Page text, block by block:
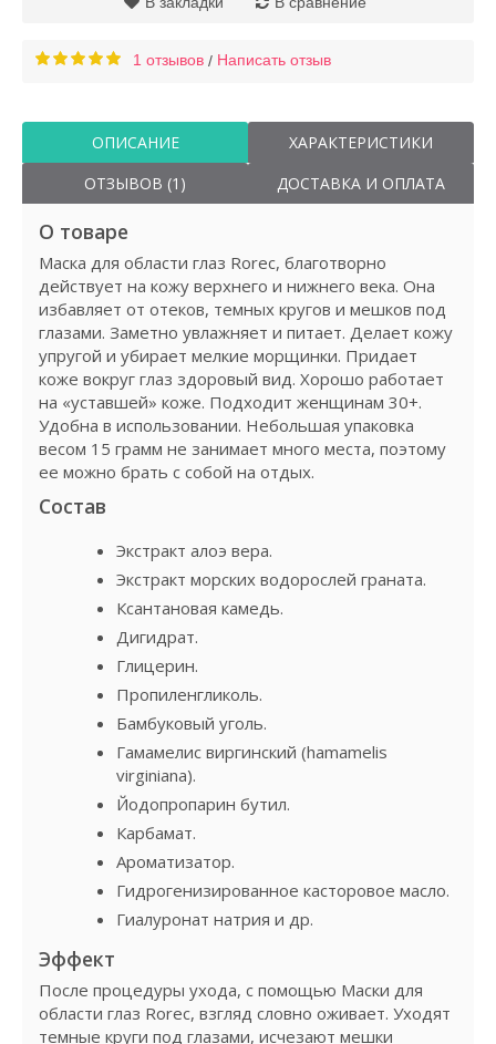
1 отзывов / Написать отзыв
ОПИСАНИЕ
ХАРАКТЕРИСТИКИ
ОТЗЫВОВ (1)
ДОСТАВКА И ОПЛАТА
О товаре
Маска для области глаз Rorec, благотворно
действует на кожу верхнего и нижнего века. Она
избавляет от отеков, темных кругов и мешков под
глазами. Заметно увлажняет и питает. Делает кожу
упругой и убирает мелкие морщинки. Придает
коже вокруг глаз здоровый вид. Хорошо работает
на «уставшей» коже. Подходит женщинам 30+.
Удобна в использовании. Небольшая упаковка
весом 15 грамм не занимает много места, поэтому
ее можно брать с собой на отдых.
Состав
Экстракт алоэ вера.
Экстракт морских водорослей граната.
Ксантановая камедь.
Дигидрат.
Глицерин.
Пропиленгликоль.
Бамбуковый уголь.
Гамамелис виргинский (hamamelis
virginiana).
Йодопропарин бутил.
Карбамат.
Ароматизатор.
Гидрогенизированное касторовое масло.
Гиалуронат натрия и др.
Эффект
После процедуры ухода, с помощью Маски для
области глаз Rorec, взгляд словно оживает. Уходят
темные круги под глазами, исчезают мешки